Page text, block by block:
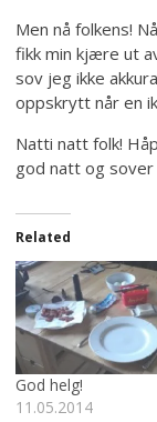
Men nå folkens!
fikk min kjære ut
sov jeg ikke
oppskrytt når en
Natti natt folk!
god natt og
Related
God helg!
11.05.2014